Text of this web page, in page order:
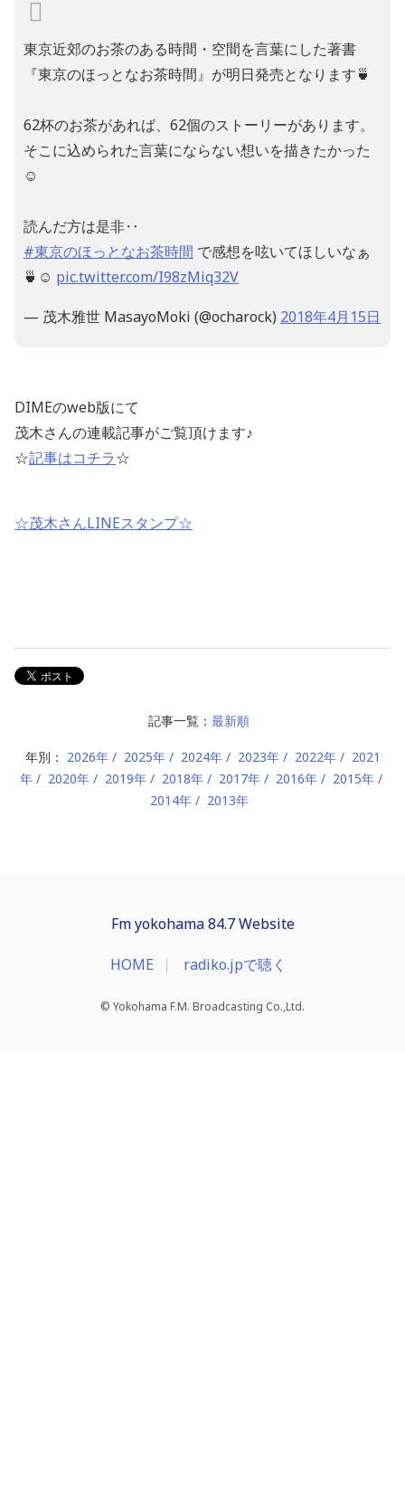
東京近郊のお茶のある時間・空間を言葉にした著書
『東京のほっとなお茶時間』が明日発売となります🍵
62杯のお茶があれば、62個のストーリーがあります。
そこに込められた言葉にならない想いを描きたかった
☺️
読んだ方は是非‥
#東京のほっとなお茶時間 で感想を呟いてほしいなぁ
🍵☺️ pic.twitter.com/I98zMiq32V
— 茂木雅世 MasayoMoki (@ocharock) 2018年4月15日
DIMEのweb版にて
茂木さんの連載記事がご覧頂けます♪
☆記事はコチラ☆
☆茂木さんLINEスタンプ☆
記事一覧： 最新順
年別： 2026年 2025年 2024年 2023年 2022年
2021
年
2020年 2019年 2018年 2017年 2016年
2015年
2014年
2013年
Fm yokohama 84.7 Website
HOME radiko.jpで聴く
© Yokohama F.M. Broadcasting Co.,Ltd.